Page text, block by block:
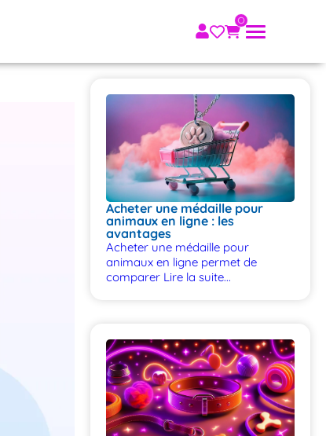
Acheter une médaille pour
animaux en ligne : les
avantages
Acheter une médaille pour
animaux en ligne permet de
comparer Lire la suite...